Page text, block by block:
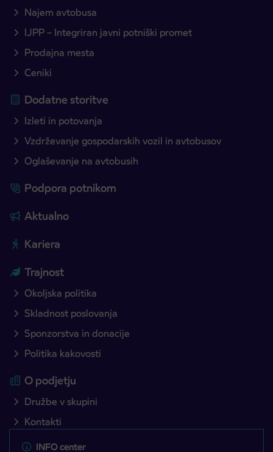
Najem avtobusa
IJPP – Integriran javni potniški promet
Prodajna mesta
Ceniki
Dodatne storitve
Izleti in potovanja
Vzdrževanje gospodarskih vozil in avtobusov
Oglaševanje na avtobusih
Podpora potnikom
Aktualno
Kariera
Trajnost
Okoljska politika
Skladnost poslovanja
Sponzorstva in donacije
Politika kakovosti
O podjetju
Družbe v skupini
Kontakti
INFO center